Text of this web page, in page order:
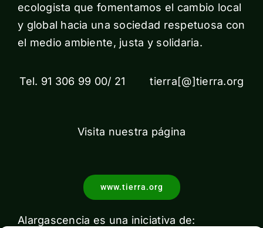
ecologista que fomentamos el cambio local
y global hacia una sociedad respetuosa con
el medio ambiente, justa y solidaria.
Tel. 91 306 99 00/ 21 tierra[@]tierra.org
Visita nuestra página
www.tierra.org
Alargascencia es una iniciativa de: